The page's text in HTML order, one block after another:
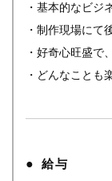
・基本的なビジ
・制作現場にて
・好奇心旺盛で
・どんなことも
給与